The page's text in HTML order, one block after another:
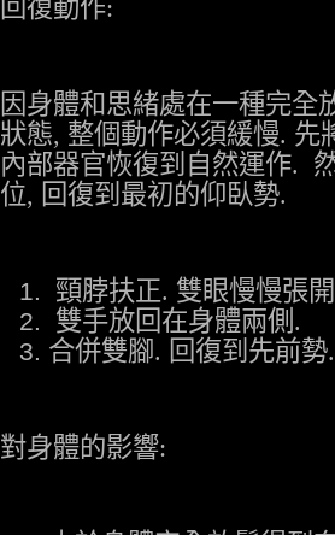
回復動作:
因身體和思緒處在一種完全
狀態, 整個動作必須緩慢. 先
內部器官恢復到自然運作.
位, 回復到最初的仰臥勢.
頸脖扶正. 雙眼慢慢張開
雙手放回在身體兩側 .
合併雙腳. 回復到先前勢.
對身體的影響: